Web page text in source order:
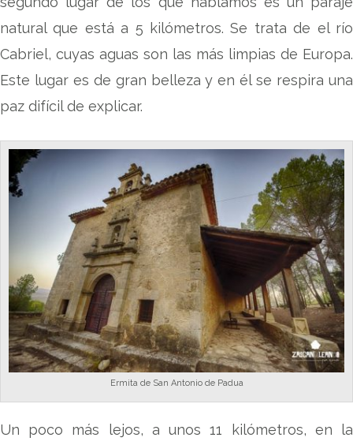
natural que está a 5 kilómetros. Se trata de el río
Cabriel, cuyas aguas son las más limpias de Europa.
Este lugar es de gran belleza y en él se respira una
paz difícil de explicar.
Ermita de San Antonio de Padua
Un poco más lejos, a unos 11 kilómetros, en la